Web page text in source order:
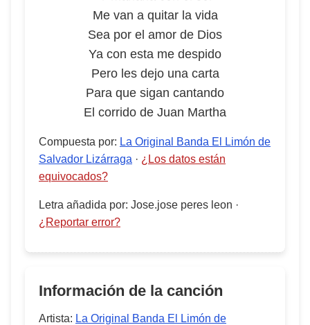
Me van a quitar la vida
Sea por el amor de Dios
Ya con esta me despido
Pero les dejo una carta
Para que sigan cantando
El corrido de Juan Martha
Compuesta por: La Original Banda El Limón de
Salvador Lizárraga · ¿Los datos están
equivocados?
Letra añadida por: Jose.jose peres leon ·
¿Reportar error?
Información de la canción
Artista: La Original Banda El Limón de